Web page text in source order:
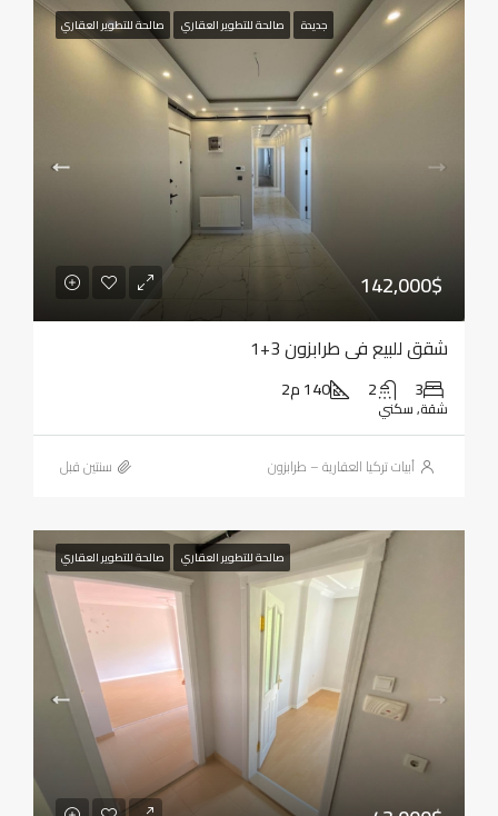
جديدة صالحة للتطوير العقاري صالحة للتطوير العقاري
142,000$
شقق للبيع في طرابزون 3+1
3
2 140 م2
شقة, سكني
أبيات تركيا العقارية – طرابزون ‏سنتين قبل
صالحة للتطوير العقاري صالحة للتطوير العقاري